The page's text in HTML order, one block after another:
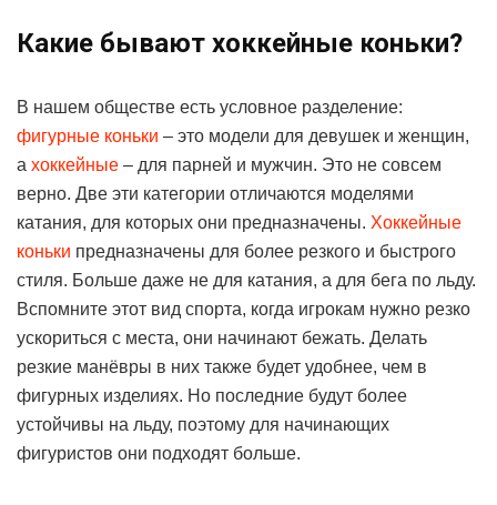
Какие бывают хоккейные коньки?
В нашем обществе есть условное разделение:
фигурные коньки – это модели для девушек и женщин,
а хоккейные – для парней и мужчин. Это не совсем
верно. Две эти категории отличаются моделями
катания, для которых они предназначены. Хоккейные
коньки предназначены для более резкого и быстрого
стиля. Больше даже не для катания, а для бега по льду.
Вспомните этот вид спорта, когда игрокам нужно резко
ускориться с места, они начинают бежать. Делать
резкие манёвры в них также будет удобнее, чем в
фигурных изделиях. Но последние будут более
устойчивы на льду, поэтому для начинающих
фигуристов они подходят больше.